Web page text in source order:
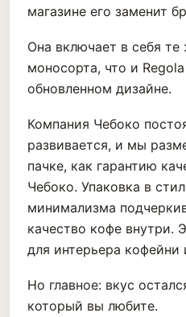
магазине его заменит
Она включает в себя
моносорта, что и
обновленном дизайне.
Компания Чебоко
развивается, и мы
пачке, как гарантию
Чебоко. Упаковка в
минимализма
качество кофе внутри.
для интерьера кофейни
Но главное: вкус
который вы любите.